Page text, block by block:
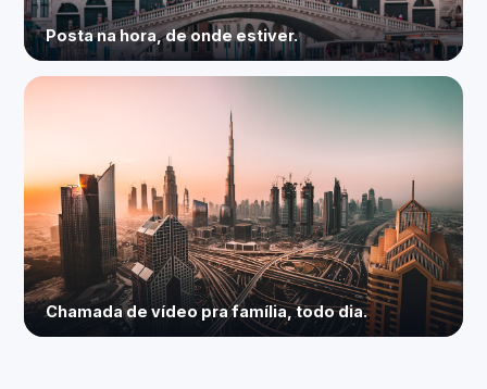
Posta na hora, de onde estiver.
Chamada de vídeo pra família, todo dia.